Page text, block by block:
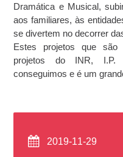
Dramática e Musical,
aos familiares, às
se divertem no decorrer
Estes projetos que são
projetos do INR, I.P.
conseguimos e é um
2019-11-29